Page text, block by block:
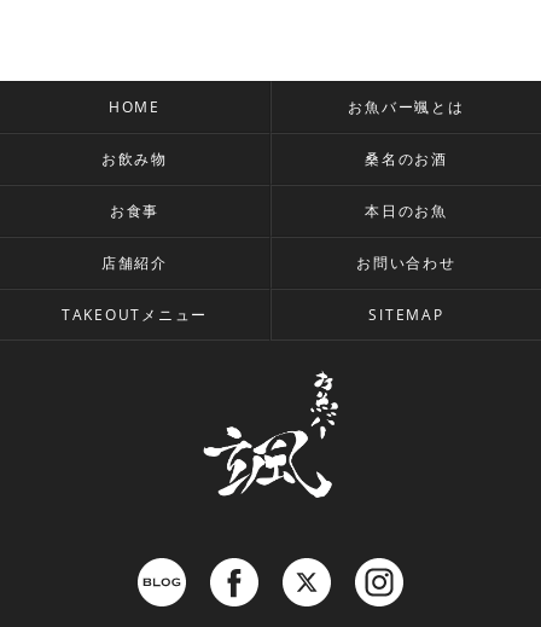
HOME お魚バー颯とは
お飲み物 桑名のお酒
お食事 本日のお魚
店舗紹介 お問い合わせ
TAKEOUTメニュー SITEMAP